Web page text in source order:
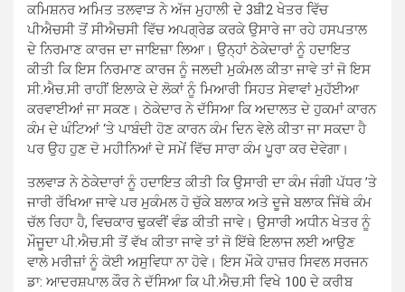
ਕਮਿਸ਼ਨਰ ਅਮਿਤ ਤਲਵਾੜ ਨੇ ਅੱਜ ਮੁਹਾਲੀ ਦੇ 3ਬੀ2 ਖੇਤਰ ਵਿੱਚ
ਪੀਐਚਸੀ ਤੋਂ ਸੀਐਚਸੀ ਵਿੱਚ ਅਪਗ੍ਰੇਡ ਕਰਕੇ ਉਸਾਰੇ ਜਾ ਰਹੇ ਹਸਪਤਾਲ
ਦੇ ਨਿਰਮਾਣ ਕਾਰਜ ਦਾ ਜਾਇਜ਼ਾ ਲਿਆ। ਉਨ੍ਹਾਂ ਠੇਕੇਦਾਰਾਂ ਨੂੰ ਹਦਾਇਤ
ਕੀਤੀ ਕਿ ਇਸ ਨਿਰਮਾਣ ਕਾਰਜ ਨੂੰ ਜਲਦੀ ਮੁਕੰਮਲ ਕੀਤਾ ਜਾਵੇ ਤਾਂ ਜੋ ਇਸ
ਸੀ.ਐਚ.ਸੀ ਰਾਹੀਂ ਇਲਾਕੇ ਦੇ ਲੋਕਾਂ ਨੂੰ ਮਿਆਰੀ ਸਿਹਤ ਸੇਵਾਵਾਂ ਮੁਹੱਈਆ
ਕਰਵਾਈਆਂ ਜਾ ਸਕਣ। ਠੇਕੇਦਾਰ ਨੇ ਦੱਸਿਆ ਕਿ ਅਦਾਲਤ ਦੇ ਹੁਕਮਾਂ ਕਾਰਨ
ਕੰਮ ਦੇ ਘੰਟਿਆਂ ‘ਤੇ ਪਾਬੰਦੀ ਹੋਣ ਕਾਰਨ ਕੰਮ ਦਿਨ ਵੇਲੇ ਕੀਤਾ ਜਾ ਸਕਦਾ ਹੈ
ਪਰ ਉਹ ਹੁਣ ਦੋ ਮਹੀਨਿਆਂ ਦੇ ਸਮੇਂ ਵਿੱਚ ਸਾਰਾ ਕੰਮ ਪੂਰਾ ਕਰ ਦੇਵੇਗਾ।
ਤਲਵਾੜ ਨੇ ਠੇਕੇਦਾਰਾਂ ਨੂੰ ਹਦਾਇਤ ਕੀਤੀ ਕਿ ਉਸਾਰੀ ਦਾ ਕੰਮ ਜੰਗੀ ਪੱਧਰ ’ਤੇ
ਜਾਰੀ ਰੱਖਿਆ ਜਾਵੇ ਪਰ ਮੁਕੰਮਲ ਹੋ ਚੁੱਕੇ ਬਲਾਕ ਅਤੇ ਦੂਜੇ ਬਲਾਕ ਜਿੱਥੇ ਕੰਮ
ਚੱਲ ਰਿਹਾ ਹੈ, ਵਿਚਕਾਰ ਢੁਕਵੀਂ ਵੰਡ ਕੀਤੀ ਜਾਵੇ। ਉਸਾਰੀ ਅਧੀਨ ਖੇਤਰ ਨੂੰ
ਮੌਜੂਦਾ ਪੀ.ਐਚ.ਸੀ ਤੋਂ ਵੱਖ ਕੀਤਾ ਜਾਵੇ ਤਾਂ ਜੋ ਇੱਥੇ ਇਲਾਜ ਲਈ ਆਉਣ
ਵਾਲੇ ਮਰੀਜ਼ਾਂ ਨੂੰ ਕੋਈ ਅਸੁਵਿਧਾ ਨਾ ਹੋਵੇ। ਇਸ ਮੌਕੇ ਹਾਜ਼ਰ ਸਿਵਲ ਸਰਜਨ
ਡਾ: ਆਦਰਸ਼ਪਾਲ ਕੌਰ ਨੇ ਦੱਸਿਆ ਕਿ ਪੀ.ਐਚ.ਸੀ ਵਿਖੇ 100 ਦੇ ਕਰੀਬ